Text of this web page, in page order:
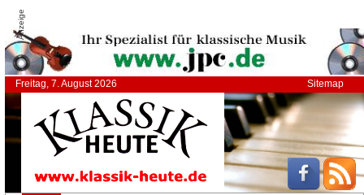
Anzeige
Freitag, 7. August 2026 Sitemap